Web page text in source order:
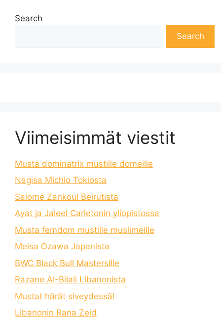
Search
Search
Viimeisimmät viestit
Musta dominatrix mustille domeille
Nagisa Michio Tokiosta
Salome Zankoul Beirutista
Ayat ja Jaleel Carletonin yliopistossa
Musta femdom mustille muslimeille
Meisa Ozawa Japanista
BWC Black Bull Mastersille
Razane Al-Bilali Libanonista
Mustat härät siveydessä!
Libanonin Rana Zeid